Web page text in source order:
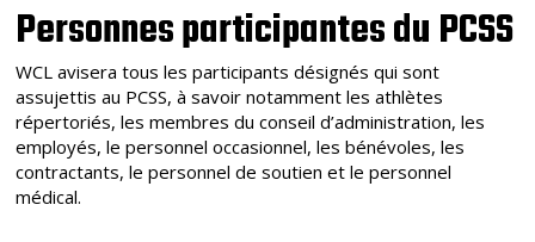
Personnes participantes du PCSS
WCL avisera tous les participants désignés qui sont
assujettis au PCSS, à savoir notamment les athlètes
répertoriés, les membres du conseil d’administration, les
employés, le personnel occasionnel, les bénévoles, les
contractants, le personnel de soutien et le personnel
médical.